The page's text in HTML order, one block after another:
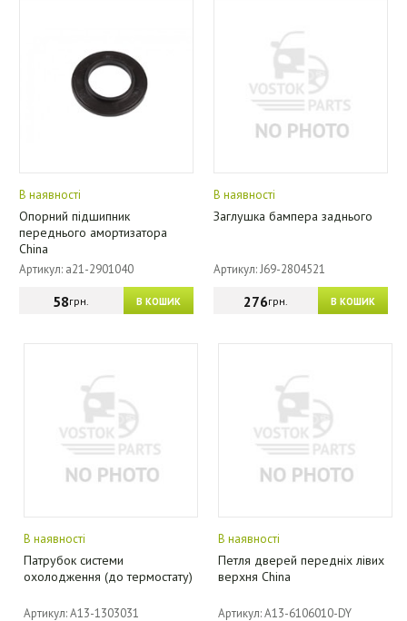
В наявності
Опорний підшипник
переднього амортизатора
China
Артикул: a21-2901040
В КОШИК
58грн.
В наявності
Заглушка бампера заднього
Артикул: J69-2804521
В КОШИК
276грн.
В наявності
Патрубок системи
охолодження (до термостату)
Артикул: A13-1303031
В наявності
Петля дверей передніх лівих
верхня China
Артикул: A13-6106010-DY